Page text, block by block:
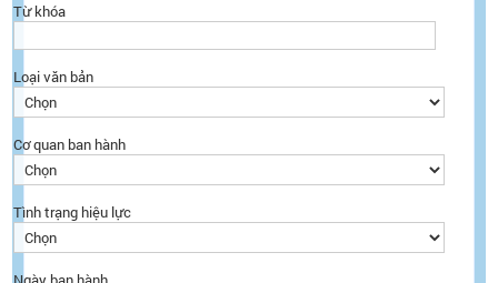
Từ khóa
Loại văn bản
Cơ quan ban hành
Tình trạng hiệu lực